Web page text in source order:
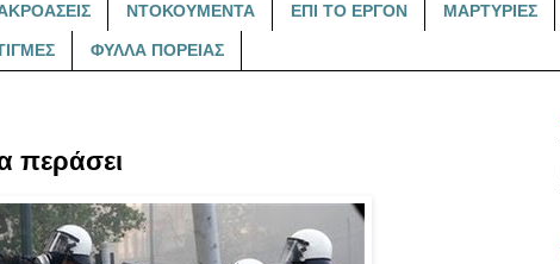
ΝΤΟΚΟΥΜΕΝΤΑ ΕΠΙ ΤΟ ΕΡΓΟΝ ΜΑΡΤΥΡΙΕΣ
ΦΥΛΛΑ ΠΟΡΕΙΑΣ
περάσει